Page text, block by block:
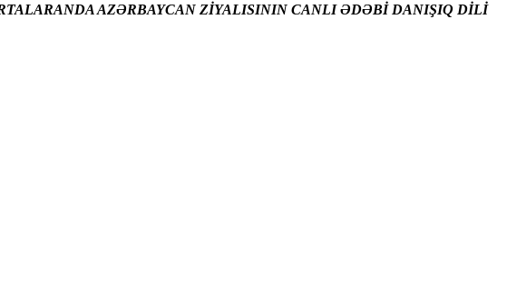
AZƏRBAYCAN ZİYALISININ CANLI ƏDƏBİ DANIŞIQ DİLİ